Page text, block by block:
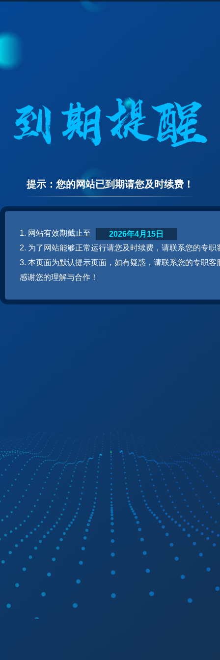
提示：您的网站已到期请您及时续费！
1. 网站有效期截止至
2. 为了网站能够正常运行请您及时续费，请联系您的专职
3. 本页面为默认提示页面，如有疑惑，请联系您的专职客
感谢您的理解与合作！
2026年4月15日